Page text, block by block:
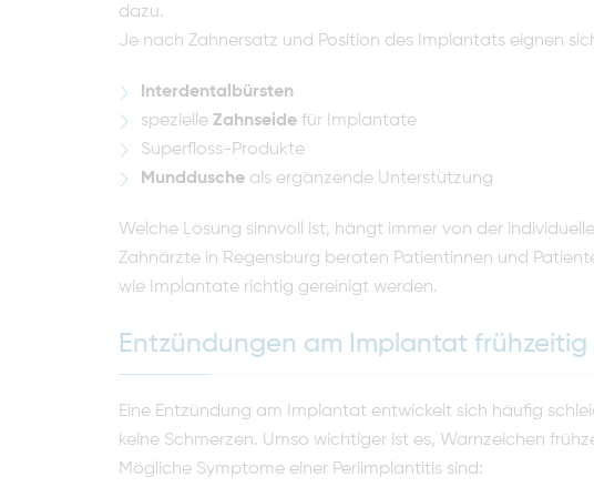
dazu.
Je nach Zahnersatz und Position des Implantats eignen
Interdentalbürsten
spezielle Zahnseide für Implantate
Superfloss-Produkte
Munddusche als ergänzende Unterstützung
Welche Lösung sinnvoll ist, hängt immer von der
Zahnärzte in Regensburg beraten Patientinnen und
wie Implantate richtig gereinigt werden.
Entzündungen am Implantat frühzeitig
Eine Entzündung am Implantat entwickelt sich häufig
keine Schmerzen. Umso wichtiger ist es, Warnzeichen
Mögliche Symptome einer Periimplantitis sind: